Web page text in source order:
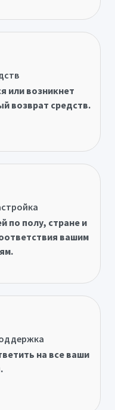
или возникнет
возврат средств.
по полу, стране и
вашим
на все ваши